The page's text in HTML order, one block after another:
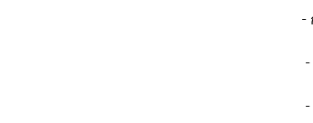
- การเตรียมพร้อ
- ลักษณะของเสียง
- คำพูด ,น้ำสียง,ภา